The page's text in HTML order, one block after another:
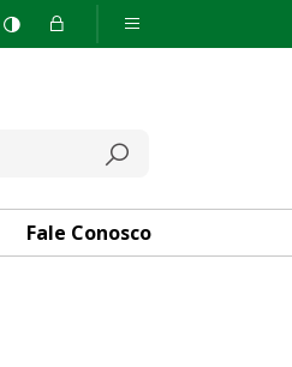
Fale Conosco